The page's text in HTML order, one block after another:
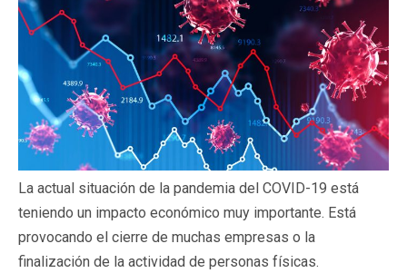
La actual situación de la pandemia del COVID-19 está
teniendo un impacto económico muy importante. Está
provocando el cierre de muchas empresas o la
finalización de la actividad de personas físicas.